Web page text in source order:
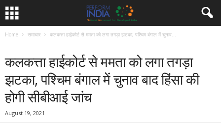
Home समाचार कलकत्ता हाईकोर्ट से ममता को लगा तगड़ा झटका, पश्चिम बंगाल में चुनाव...
कलकत्ता हाईकोर्ट से ममता को लगा तगड़ा
झटका, पश्चिम बंगाल में चुनाव बाद हिंसा की
होगी सीबीआई जांच
August 19, 2021